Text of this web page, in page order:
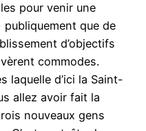
pour venir une
que de
d’objectifs
commodes.
laquelle d’ici la Saint-
allez avoir fait la
nouveaux gens